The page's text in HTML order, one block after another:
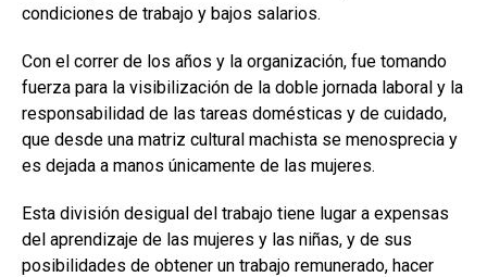
condiciones de trabajo y bajos salarios.
Con el correr de los años y la organización, fue tomando
fuerza para la visibilización de la doble jornada laboral y la
responsabilidad de las tareas domésticas y de cuidado,
que desde una matriz cultural machista se menosprecia y
es dejada a manos únicamente de las mujeres.
Esta división desigual del trabajo tiene lugar a expensas
del aprendizaje de las mujeres y las niñas, y de sus
posibilidades de obtener un trabajo remunerado, hacer